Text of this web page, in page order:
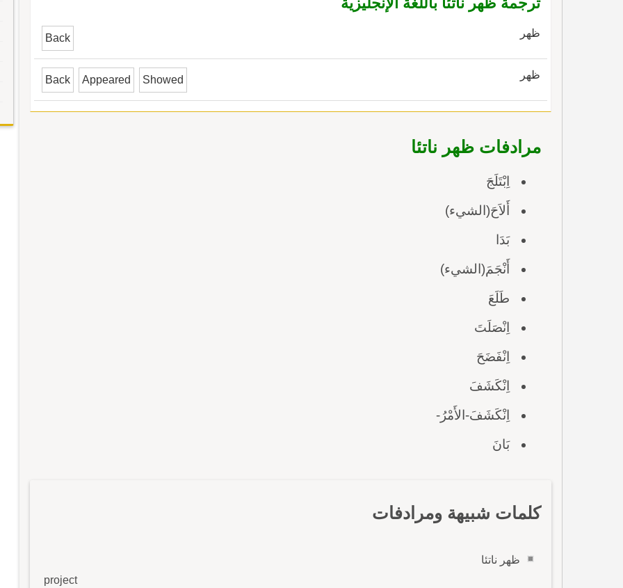
ظهر Back
ظهر Back Appeared Showed
مرادفات ظهر ناتئا
اِبْتَلَجَ
أَلاَحَ(الشيء)
بَدَا
أَنْجَمَ(الشيء)
طَلَعَ
اِنْصَلَتَ
اِنْفَضَحَ
اِنْكَشَفَ
اِنْكَشَفَ-الأَمْرُ-
بَانَ
كلمات شبيهة ومرادفات
ظهر ناتئا
project